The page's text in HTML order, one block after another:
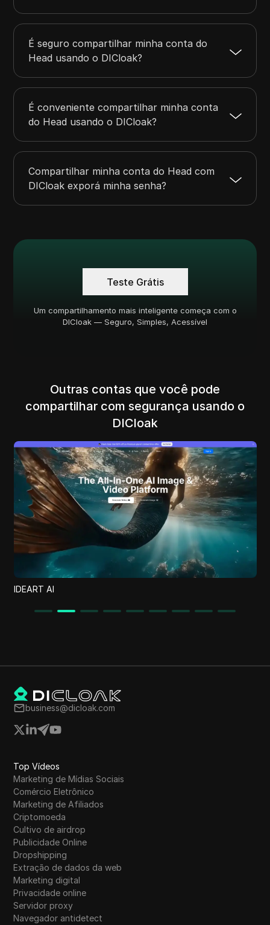
É seguro compartilhar minha conta do
Head usando o DICloak?
É conveniente compartilhar minha conta
do Head usando o DICloak?
Compartilhar minha conta do Head com
DICloak exporá minha senha?
Teste Grátis
Um compartilhamento mais inteligente começa com o
DICloak — Seguro, Simples, Acessível
Outras contas que você pode
compartilhar com segurança usando o
DICloak
business@dicloak.com
Top Vídeos
Marketing de Mídias Sociais
Comércio Eletrônico
Marketing de Afiliados
Criptomoeda
Cultivo de airdrop
Publicidade Online
Dropshipping
Extração de dados da web
Marketing digital
Privacidade online
Servidor proxy
Navegador antidetect